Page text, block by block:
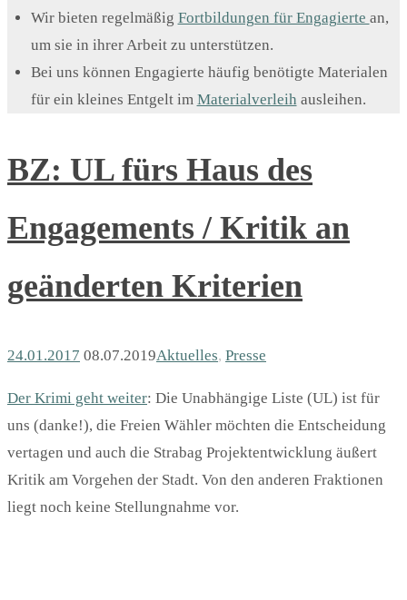
Wir bieten regelmäßig Fortbildungen für Engagierte an,
um sie in ihrer Arbeit zu unterstützen.
Bei uns können Engagierte häufig benötigte Materialen
für ein kleines Entgelt im Materialverleih ausleihen.
BZ: UL fürs Haus des
Engagements / Kritik an
geänderten Kriterien
24.01.2017 08.07.2019Aktuelles, Presse
Der Krimi geht weiter: Die Unabhängige Liste (UL) ist für
uns (danke!), die Freien Wähler möchten die Entscheidung
vertagen und auch die Strabag Projektentwicklung äußert
Kritik am Vorgehen der Stadt. Von den anderen Fraktionen
liegt noch keine Stellungnahme vor.